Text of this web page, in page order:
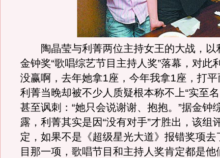
陶晶莹与利菁两位主持女王的大战，以
金钟奖“歌唱综艺节目主持人奖”落幕，对此
没赢啊，去年她拿1座，今年我拿1座，打平
利菁当晚却被不少人质疑根本称不上“实至
甚至讽刺：“她只会说谢谢、抱抱。”据金钟
露，利菁其实是因“没有对手”才胜出，该组
定，如果不是《超级星光大道》报错奖项去
目那一项，歌唱节目和主持人奖肯定都是他